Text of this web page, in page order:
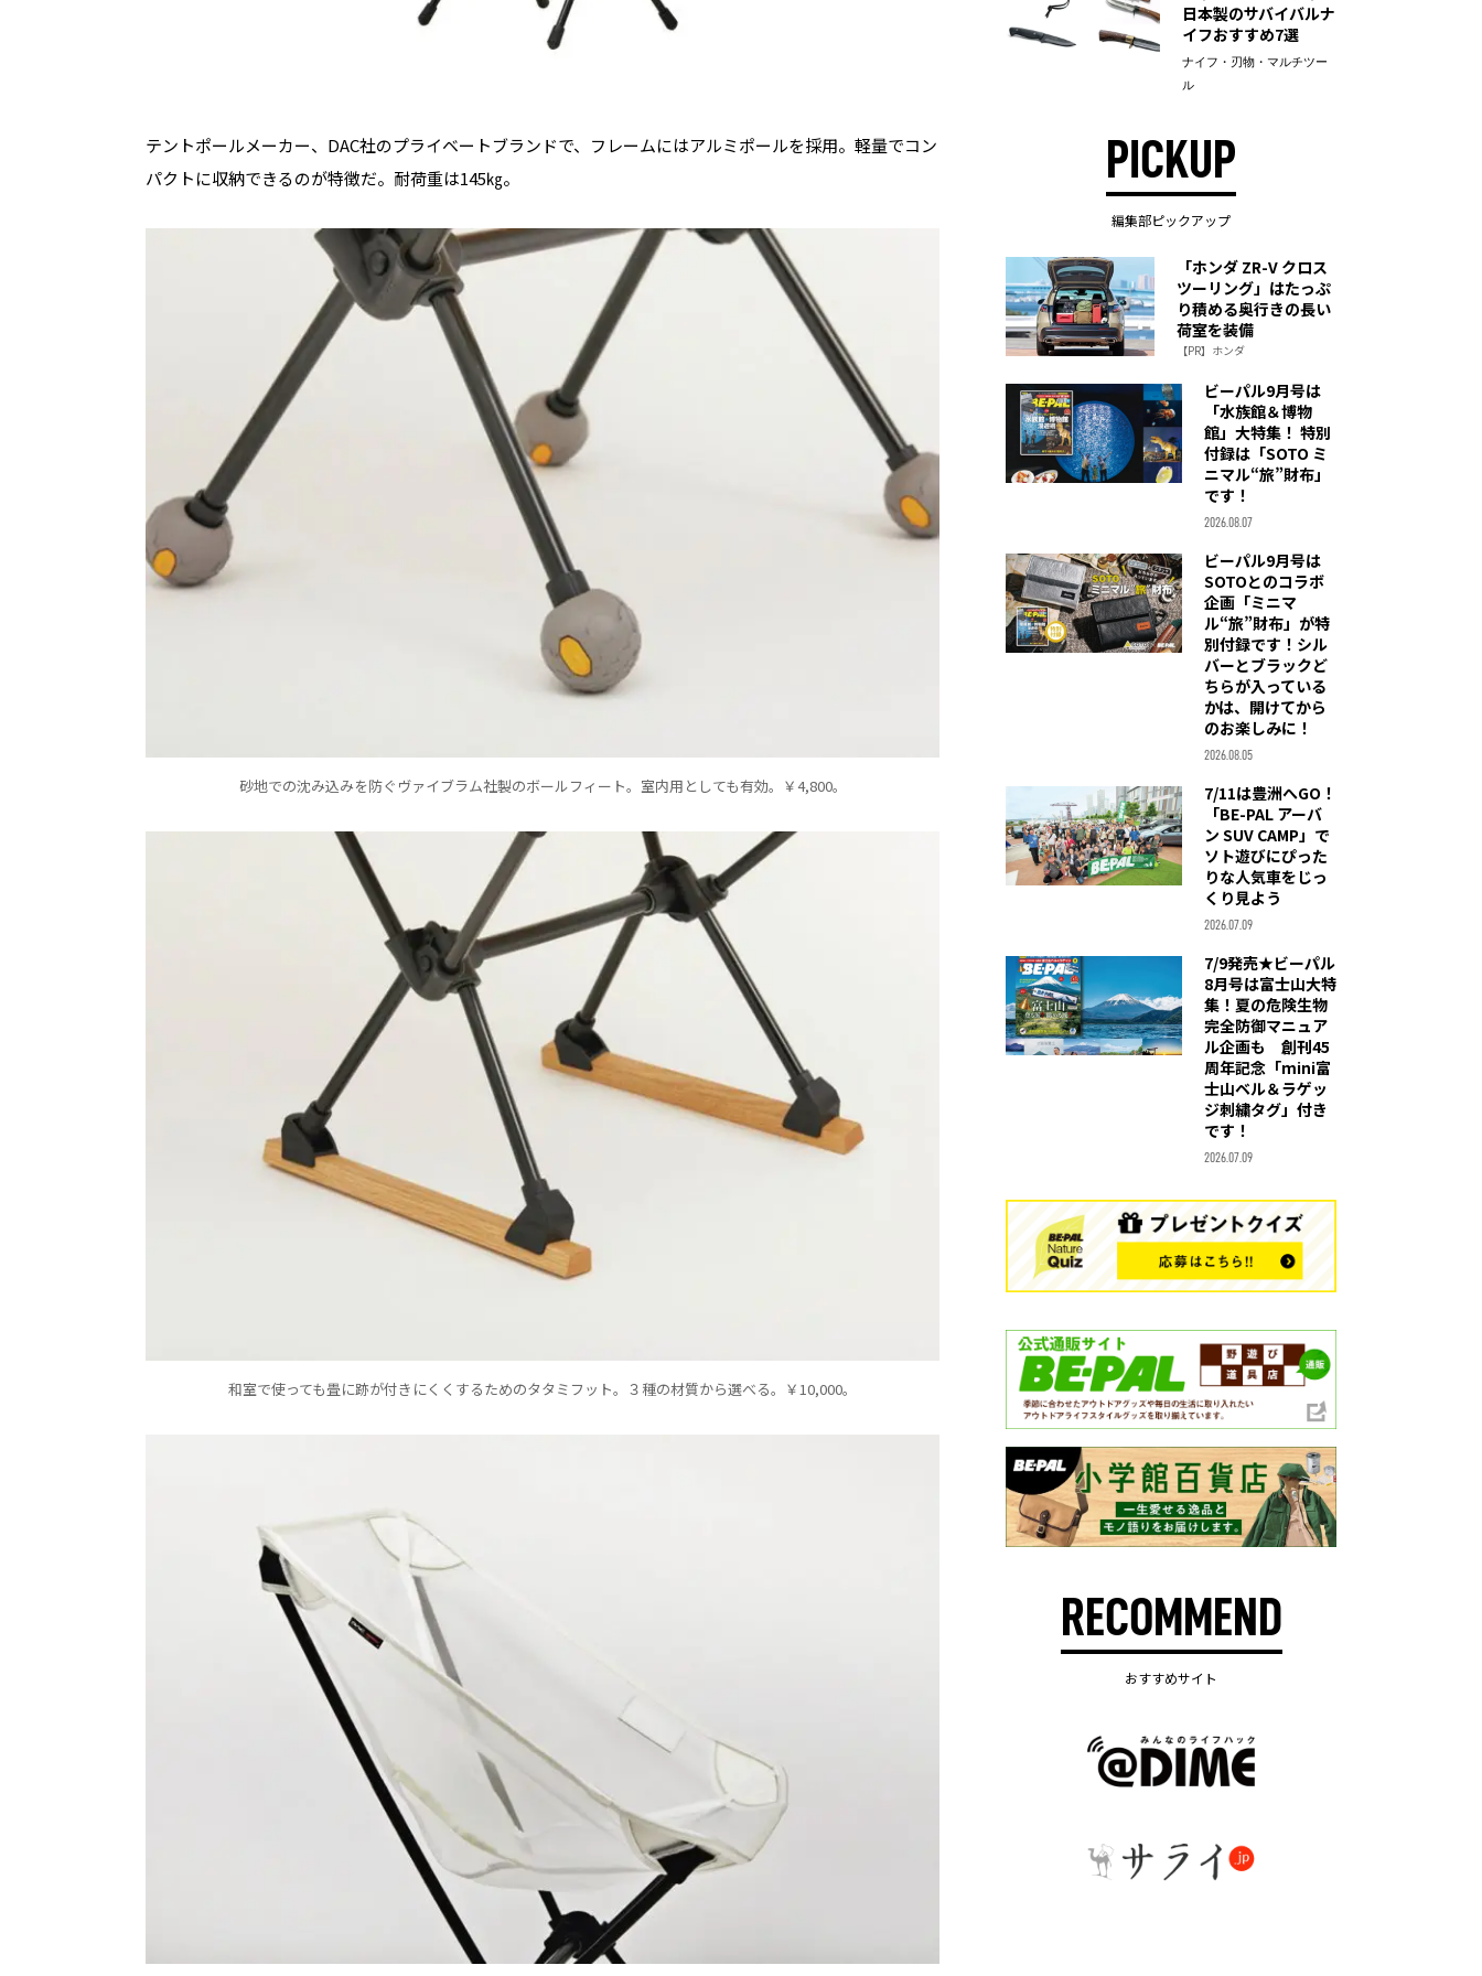
テントポールメーカー、DAC社のプライベートブランドで、フレームにはアルミポールを採用。軽量でコン
パクトに収納できるのが特徴だ。耐荷重は145㎏。
砂地での沈み込みを防ぐヴァイブラム社製のボールフィート。室内用としても有効。￥4,800。
和室で使っても畳に跡が付きにくくするためのタタミフット。３種の材質から選べる。￥10,000。
日本製のサバイバルナ
イフおすすめ7選
ナイフ・刃物・マルチツー
ル
PICKUP
編集部ピックアップ
「ホンダ ZR-V クロス
ツーリング」はたっぷ
り積める奥行きの長い
荷室を装備
【PR】ホンダ
ビーパル9月号は
「水族館＆博物
館」大特集！ 特別
付録は「SOTO ミ
ニマル“旅”財布」
です！
2026.08.07
ビーパル9月号は
SOTOとのコラボ
企画「ミニマ
ル“旅”財布」が特
別付録です！シル
バーとブラックど
ちらが入っている
かは、開けてから
のお楽しみに！
2026.08.05
7/11は豊洲へGO！
「BE-PAL アーバ
ン SUV CAMP」で
ソト遊びにぴった
りな人気車をじっ
くり見よう
2026.07.09
7/9発売★ビーパル
8月号は富士山大特
集！夏の危険生物
完全防御マニュア
ル企画も 創刊45
周年記念「mini富
士山ベル＆ラゲッ
ジ刺繍タグ」付き
です！
2026.07.09
RECOMMEND
おすすめサイト